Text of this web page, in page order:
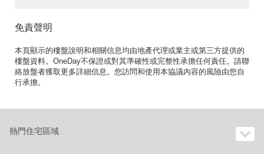
免責聲明
本頁顯示的樓盤說明和相關信息均由地產代理或業主或第三方提供的
樓盤資料。OneDay不保證或對其準確性或完整性承擔任何責任。請聯
絡放盤者獲取更多詳細信息。您訪問和使用本協議內容的風險由您自
行承擔。
熱門住宅區域